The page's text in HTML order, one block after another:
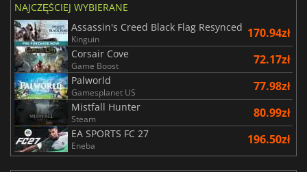
NAJCZĘŚCIEJ WYBIERANE
Assassin's Creed Black Flag Resynced
Kinguin 170.94zł
Corsair Cove
Game Boost 72.17zł
Palworld
Gamesplanet US 77.98zł
Mistfall Hunter
Steam 80.99zł
EA SPORTS FC 27
Eneba 196.50zł